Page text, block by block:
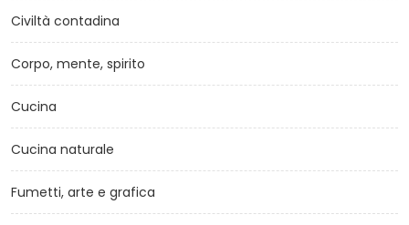
Civiltà contadina
Corpo, mente, spirito
Cucina
Cucina naturale
Fumetti, arte e grafica